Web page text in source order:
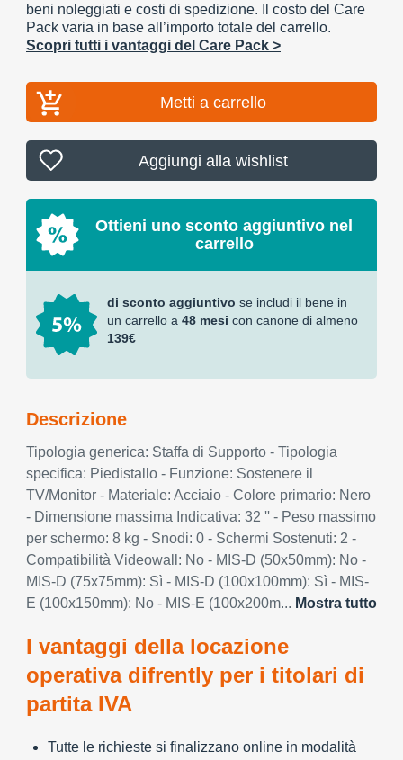
beni noleggiati e costi di spedizione. Il costo del Care
Pack varia in base all’importo totale del carrello.
Scopri tutti i vantaggi del Care Pack >
Metti a carrello
Aggiungi alla wishlist
Ottieni uno sconto aggiuntivo nel
carrello
di sconto aggiuntivo se includi il bene in
un carrello a 48 mesi con canone di almeno
139€
Descrizione
Tipologia generica: Staffa di Supporto - Tipologia
specifica: Piedistallo - Funzione: Sostenere il
TV/Monitor - Materiale: Acciaio - Colore primario: Nero
- Dimensione massima Indicativa: 32 '' - Peso massimo
per schermo: 8 kg - Snodi: 0 - Schermi Sostenuti: 2 -
Compatibilità Videowall: No - MIS-D (50x50mm): No -
MIS-D (75x75mm): Sì - MIS-D (100x100mm): Sì - MIS-
E (100x150mm): No - MIS-E (100x200m... Mostra tutto
I vantaggi della locazione
operativa difrently per i titolari di
partita IVA
Tutte le richieste si finalizzano online in modalità